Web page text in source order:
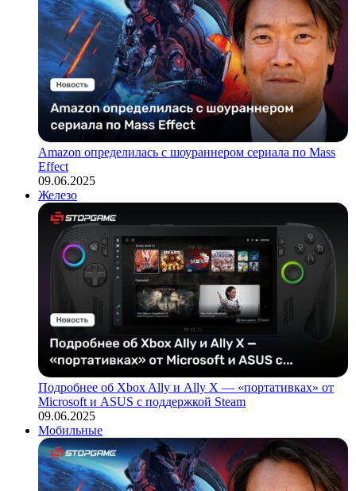
Amazon определилась с шоураннером сериала по Mass
Effect
09.06.2025
Железо
Подробнее об Xbox Ally и Ally X — «портативках» от
Microsoft и ASUS с поддержкой Steam
09.06.2025
Мобильные